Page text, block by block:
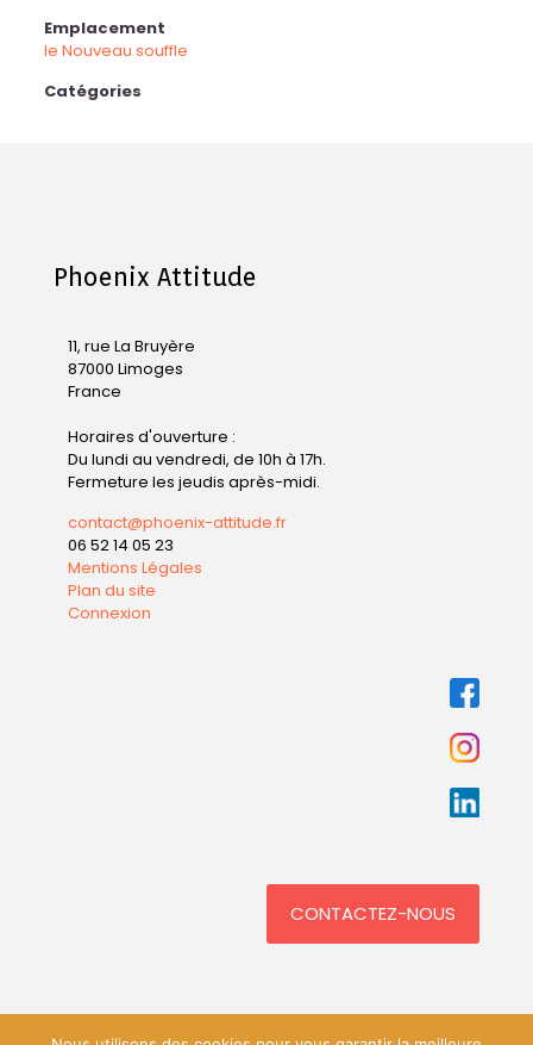
Emplacement
le Nouveau souffle
Catégories
Phoenix Attitude
11, rue La Bruyère
87000 Limoges
France
Horaires d'ouverture :
Du lundi au vendredi, de 10h à 17h.
Fermeture les jeudis après-midi.
contact@phoenix-attitude.fr
06 52 14 05 23
Mentions Légales
Plan du site
Connexion
CONTACTEZ-NOUS